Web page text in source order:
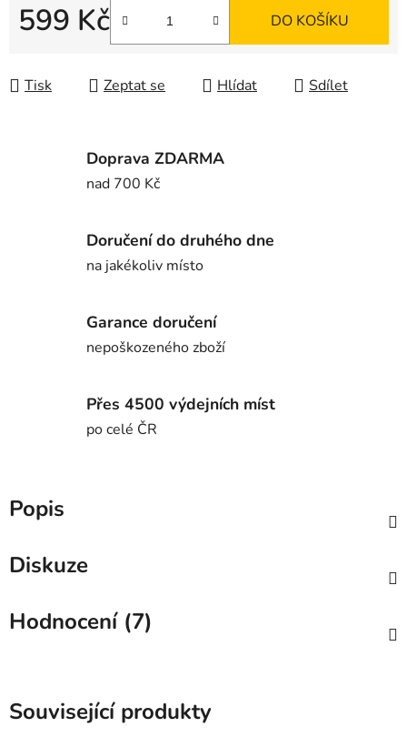
599 Kč DO KOŠÍKU
Tisk Zeptat se Hlídat Sdílet
Doprava ZDARMA
nad 700 Kč
Doručení do druhého dne
na jakékoliv místo
Garance doručení
nepoškozeného zboží
Přes 4500 výdejních míst
po celé ČR
Popis
Diskuze
Hodnocení (7)
Související produkty